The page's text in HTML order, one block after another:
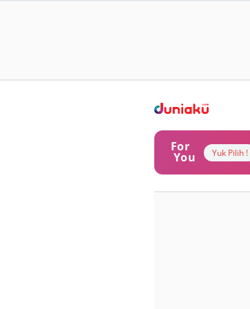
For
You Yuk Pilih !